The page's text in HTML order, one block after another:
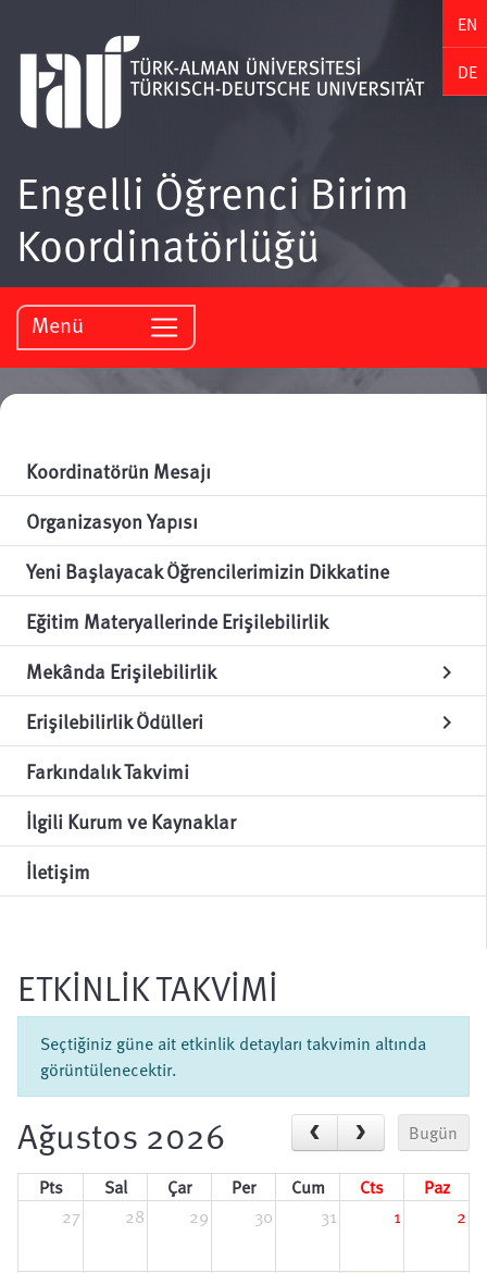
EN
DE
Engelli Öğrenci Birim
Koordinatörlüğü
Menü
Koordinatörün Mesajı
Organizasyon Yapısı
Yeni Başlayacak Öğrencilerimizin Dikkatine
Eğitim Materyallerinde Erişilebilirlik
Mekânda Erişilebilirlik
chevron_right
Erişilebilirlik Ödülleri chevron_right
Farkındalık Takvimi
İlgili Kurum ve Kaynaklar
İletişim
ETKİNLİK TAKVİMİ
Seçtiğiniz güne ait etkinlik detayları takvimin altında
görüntülenecektir.
Ağustos 2026 Bugün
Pts Sal Çar Per Cum Cts
Paz
27
28 29 30 31 1 2